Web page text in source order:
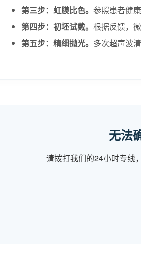
第三步：虹膜比色。 参照患者健
第四步：初坯试戴。 根据反馈，
第五步：精细抛光。 多次超声波
无法
请拨打我们的24小时专线